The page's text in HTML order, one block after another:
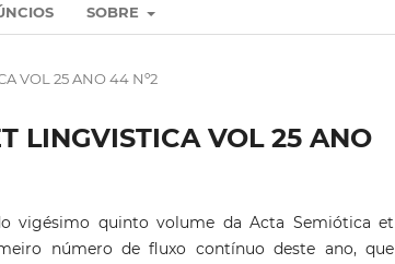
SOBRE
VOL 25 ANO 44 Nº2
LINGVISTICA VOL 25 ANO
vigésimo quinto volume da Acta Semiótica et
número de fluxo contínuo deste ano, que